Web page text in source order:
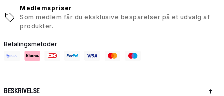
Medlemspriser
Som medlem får du eksklusive besparelser på et udvalg af
produkter.
Betalingsmetoder
BESKRIVELSE